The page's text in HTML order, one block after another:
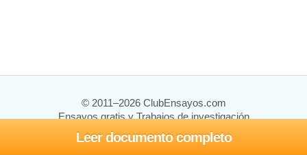
Leer documento completo
© 2011–2026 ClubEnsayos.com
Ensayos gratis y Trabajos de investigación